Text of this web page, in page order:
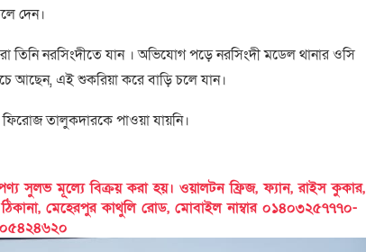
দেন।
নরসিংদীতে যান । অভিযোগ পড়ে নরসিংদী মডেল থানার ওসি
আছেন, এই শুকরিয়া করে বাড়ি চলে যান।
তালুকদারকে পাওয়া যায়নি।
সুলভ মূল্যে বিক্রয় করা হয়। ওয়ালটন ফ্রিজ, ফ্যান, রাইস কুকার,
মেহেরপুর কাথুলি রোড, মোবাইল নাম্বার ০১৪০৩২৫৭৭৭০-